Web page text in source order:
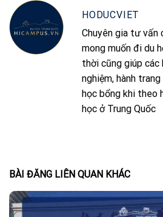
HODUCVIET
Chuyên gia tư vấn
mong muốn đi du
thời cũng giúp các
nghiệm, hành
học bổng khi theo
học ở Trung Quốc
BÀI ĐĂNG LIÊN QUAN KHÁC